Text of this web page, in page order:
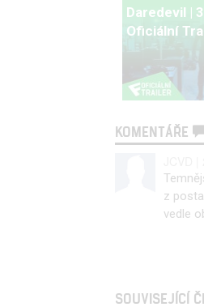
Daredevil |
Oficiální
KOMENTÁŘE
z
vedle
SOUVISEJÍCÍ